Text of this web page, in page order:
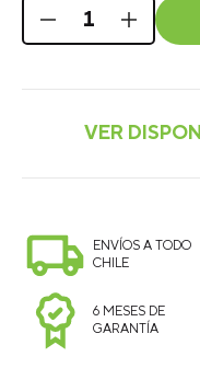
ENVÍOS A TODO
CHILE
6 MESES DE
GARANTÍA